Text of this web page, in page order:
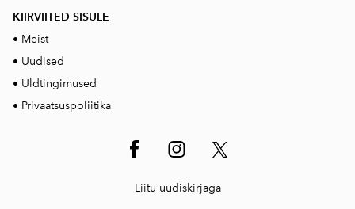
KIIRVIITED SISULE
• Meist
• Uudised
• Üldtingimused
• Privaatsuspoliitika
Liitu uudiskirjaga